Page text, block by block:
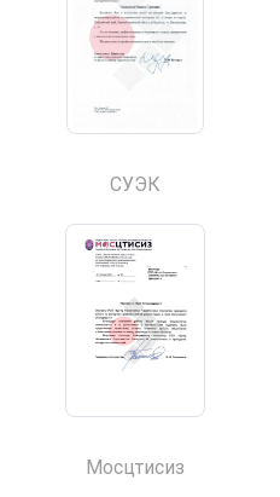
СУЭК
Мосцтисиз